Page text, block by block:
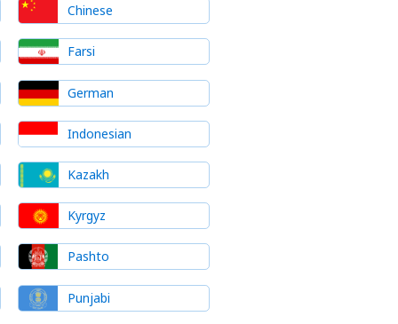
Chinese
Farsi
German
Indonesian
Kazakh
Kyrgyz
Pashto
Punjabi